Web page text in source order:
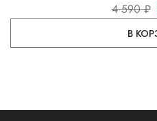
4 590 ₽
В